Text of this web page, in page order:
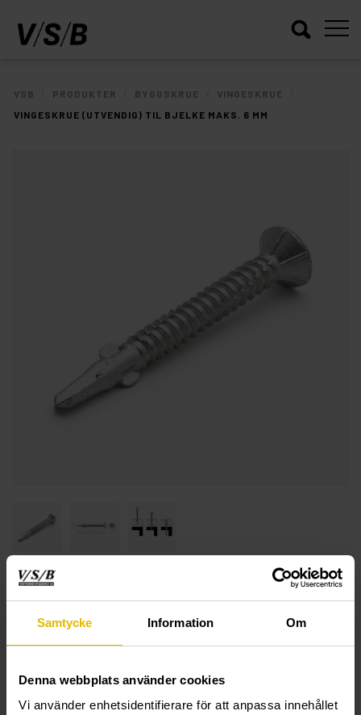
Samtycke Information Om
Denna webbplats använder cookies
Vi använder enhetsidentifierare för att anpassa innehållet
VSB PRODUKTER BYGGSKRUE VINGESKRUE
VINGESKRUE (UTVENDIG) TIL BJELKE MAKS. 6 MM